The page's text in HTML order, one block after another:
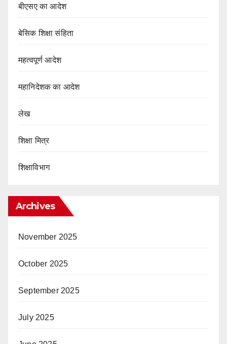
बीएसए का आदेश
बेसिक शिक्षा संहिता
महत्वपूर्ण आदेश
महानिदेशक का आदेश
लेख
शिक्षा मित्र
शिक्षाविभाग
Archives
November 2025
October 2025
September 2025
July 2025